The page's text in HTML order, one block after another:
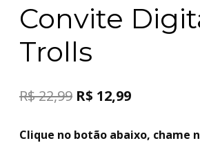
Convite
Trolls
R$22,99 R$ 12,99
Clique no botão abaixo, chame